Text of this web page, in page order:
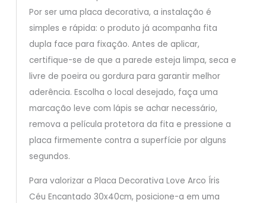
Por ser uma placa decorativa, a instalação é
simples e rápida: o produto já acompanha fita
dupla face para fixação. Antes de aplicar,
certifique-se de que a parede esteja limpa, seca e
livre de poeira ou gordura para garantir melhor
aderência. Escolha o local desejado, faça uma
marcação leve com lápis se achar necessário,
remova a película protetora da fita e pressione a
placa firmemente contra a superfície por alguns
segundos.
Para valorizar a Placa Decorativa Love Arco Íris
Céu Encantado 30x40cm, posicione-a em uma